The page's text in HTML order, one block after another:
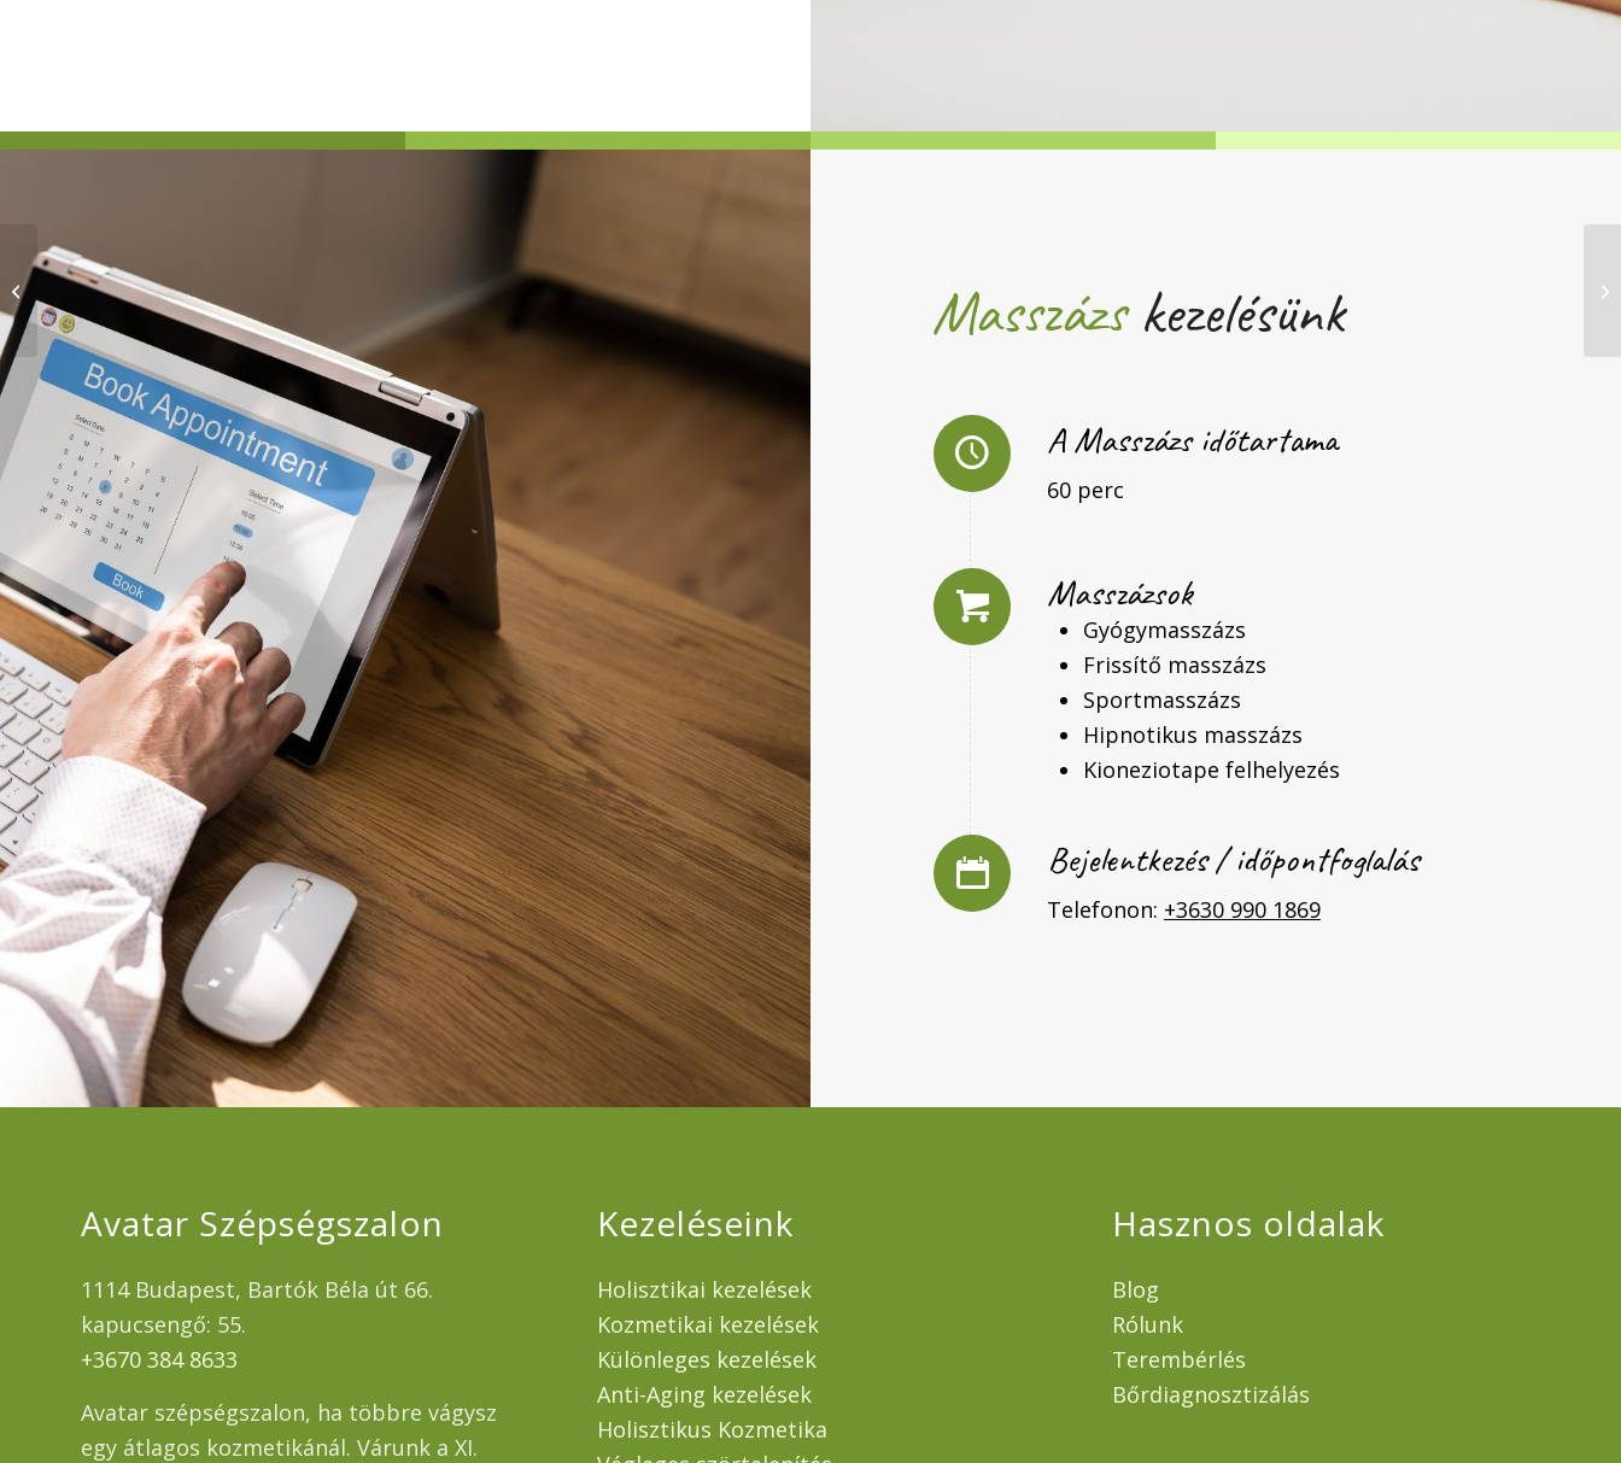
Masszázskezelésünk
A Masszázs időtartama
60 perc
Masszázsok
Gyógymasszázs
Frissítő masszázs
Sportmasszázs
Hipnotikus masszázs
Kioneziotape felhelyezés
Bejelentkezés / időpontfoglalás
Telefonon: +3630 990 1869
Avatar Szépségszalon
1114 Budapest, Bartók Béla út 66.
kapucsengő: 55.
+3670 384 8633
Avatar szépségszalon, ha többre vágysz
egy átlagos kozmetikánál. Várunk a XI.
Kezeléseink
Holisztikai kezelések
Kozmetikai kezelések
Különleges kezelések
Anti-Aging kezelések
Holisztikus Kozmetika
Hasznos oldalak
Blog
Rólunk
Terembérlés
Bőrdiagnosztizálás
Has RF + Fenék
tekercselés